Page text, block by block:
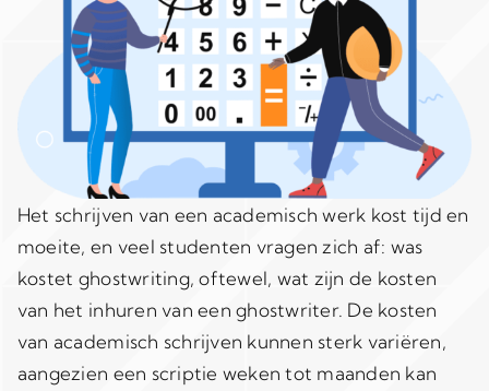
Het schrijven van een academisch werk kost tijd en
moeite, en veel studenten vragen zich af: was
kostet ghostwriting, oftewel, wat zijn de kosten
van het inhuren van een ghostwriter. De kosten
van academisch schrijven kunnen sterk variëren,
aangezien een scriptie weken tot maanden kan